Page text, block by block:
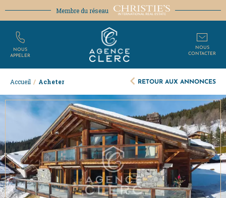
Accueil / Acheter RETOUR AUX ANNONCES
Membre du réseau
NOUS
APPELER
NOUS
CONTACTER